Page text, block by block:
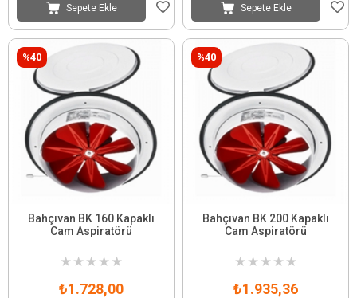
Sepete Ekle Sepete Ekle
Bahçıvan BK 160 Kapaklı
Cam Aspiratörü
★ ★ ★ ★ ★
₺1.728,00
%40
Bahçıvan BK 200 Kapaklı
Cam Aspiratörü
★ ★ ★ ★ ★
₺1.935,36
%40